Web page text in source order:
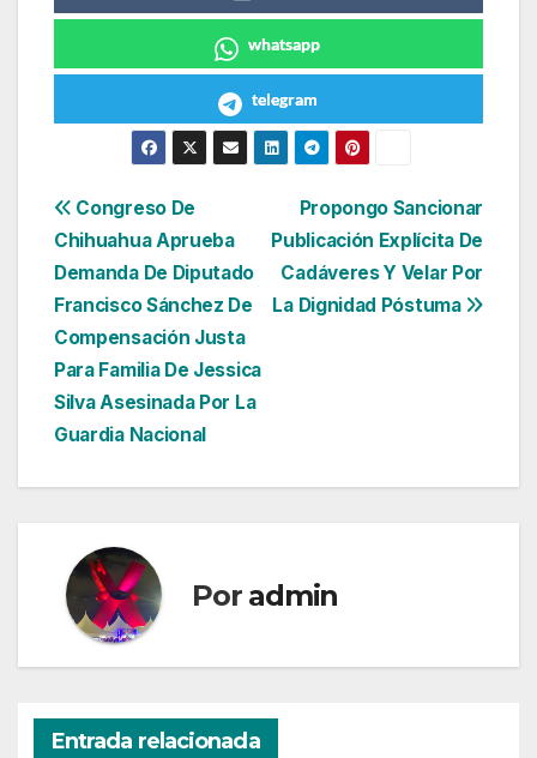
whatsapp
telegram
Navegación
de
entradas
Propongo Sancionar
Publicación Explícita De
Cadáveres Y Velar Por
La Dignidad Póstuma
Congreso De
Chihuahua Aprueba
Demanda De Diputado
Francisco Sánchez De
Compensación Justa
Para Familia De Jessica
Silva Asesinada Por La
Guardia Nacional
Por admin
Entrada relacionada